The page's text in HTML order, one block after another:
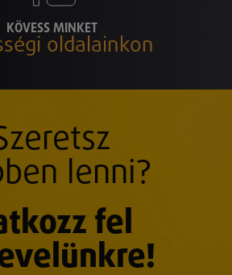
KÖVESS MINKET
oldalainkon
lenni?
fel